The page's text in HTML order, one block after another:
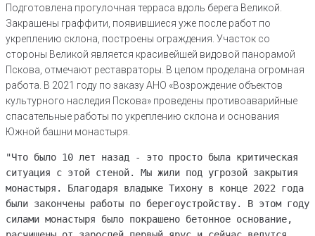
Подготовлена прогулочная терраса вдоль берега Великой.
Закрашены граффити, появившиеся уже после работ по
укреплению склона, построены ограждения. Участок со
стороны Великой является красивейшей видовой панорамой
Пскова, отмечают реставраторы. В целом проделана огромная
работа. В 2021 году по заказу АНО «Возрождение объектов
культурного наследия Пскова» проведены противоаварийные
спасательные работы по укреплению склона и основания
Южной башни монастыря.
"Что было 10 лет назад - это просто была критическая
ситуация с этой стеной. Мы жили под угрозой закрытия
монастыря. Благодаря владыке Тихону в конце 2022 года
были закончены работы по берегоустройству. В этом году
силами монастыря было покрашено бетонное основание,